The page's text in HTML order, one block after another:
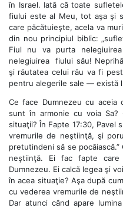
în Israel. Iată că toate
fiului este al Meu, tot aşa şi
care păcătuieşte, acela va
din nou principiul biblic:
Fiul nu va purta
nelegiuirea fiului său!
şi răutatea celui rău va fi
pentru alegerile sale — există
Ce face Dumnezeu cu
sunt în armonie cu voia Sa?
situaţii? În Fapte 17:30, Pavel
vremurile de neştiinţă, şi
pretutindeni să se
neştiinţă. Ei fac fapte
Dumnezeu. Ei calcă legea şi
în acea situaţie? Aşa după
cu vederea vremurile de
Dar atunci când apare